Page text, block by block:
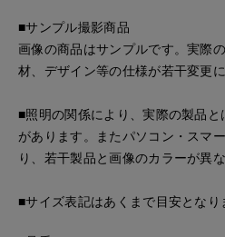
■サンプル撮影商品
画像の商品はサンプルです。実際
材、デザイン等の仕様が若干変更
■照明の関係により、実際の製品
があります。またパソコン・スマ
り、若干製品と画像のカラーが異
■サイズ表記はあくまで目安となり